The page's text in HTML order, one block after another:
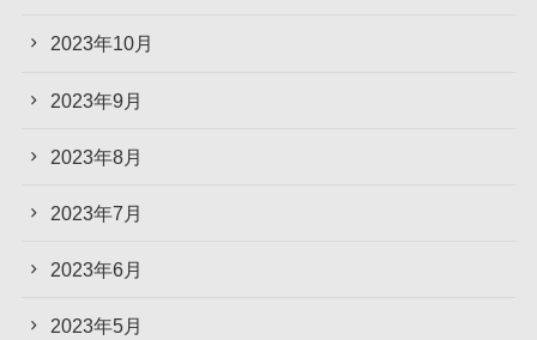
2023年10月
2023年9月
2023年8月
2023年7月
2023年6月
2023年5月